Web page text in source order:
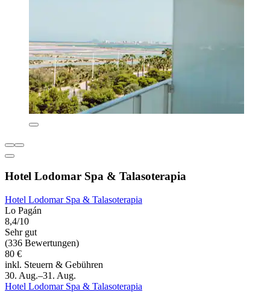
Hotel Lodomar Spa & Talasoterapia
Hotel Lodomar Spa & Talasoterapia
Lo Pagán
8,4/10
Sehr gut
(336 Bewertungen)
80 €
inkl. Steuern & Gebühren
30. Aug.–31. Aug.
Hotel Lodomar Spa & Talasoterapia